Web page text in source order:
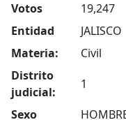
Votos
19,247
Entidad
JALISCO
Materia:
Civil
Distrito
judicial:
1
Sexo